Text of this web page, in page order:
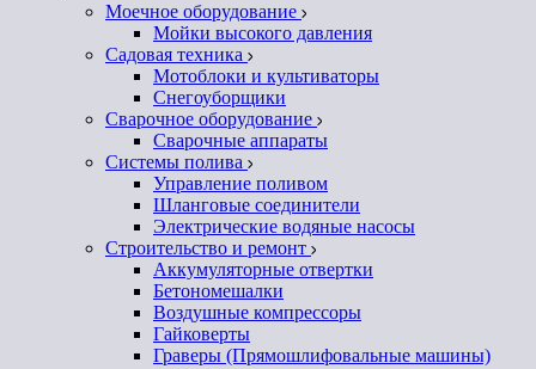
Моечное оборудование
Мойки высокого давления
Садовая техника
Мотоблоки и культиваторы
Снегоуборщики
Сварочное оборудование
Сварочные аппараты
Системы полива
Управление поливом
Шланговые соединители
Электрические водяные насосы
Строительство и ремонт
Аккумуляторные отвертки
Бетономешалки
Воздушные компрессоры
Гайковерты
Граверы (Прямошлифовальные машины)